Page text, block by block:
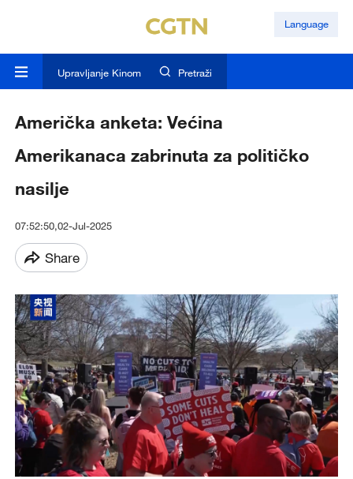
Language
Upravljanje Kinom Pretraži
Američka anketa: Većina
Amerikanaca zabrinuta za političko
nasilje
07:52:50,02-Jul-2025
Share